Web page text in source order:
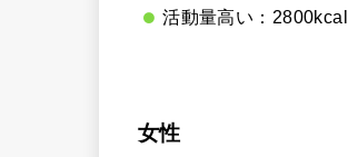
活動量高い：2800kcal
女性